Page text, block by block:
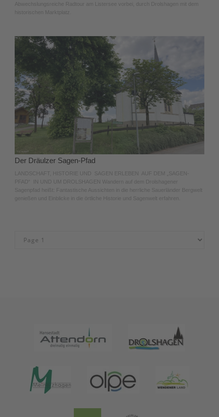
Abwechslungsreiche Radtour am Listersee vorbei, durch Drolshagen mit dem
historischen Marktplatz.
Der Dräulzer Sagen-Pfad
LANDSCHAFT, HISTORIE UND SAGEN ERLEBEN AUF DEM „SAGEN-
PFAD“ IN UND UM DROLSHAGEN Wandern auf dem Drolshagener
Sagenpfad heißt: Fantastische Aussichten in die herrliche Sauerländer Bergwelt
genießen und Einblicke in die örtliche Historie und Sagenwelt erfahren.